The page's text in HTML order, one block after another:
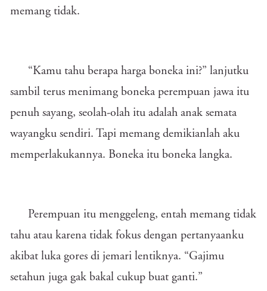
memang tidak.
“Kamu tahu berapa harga boneka ini?” lanjutku
sambil terus menimang boneka perempuan jawa itu
penuh sayang, seolah-olah itu adalah anak semata
wayangku sendiri. Tapi memang demikianlah aku
memperlakukannya. Boneka itu boneka langka.
Perempuan itu menggeleng, entah memang tidak
tahu atau karena tidak fokus dengan pertanyaanku
akibat luka gores di jemari lentiknya. “Gajimu
setahun juga gak bakal cukup buat ganti.”